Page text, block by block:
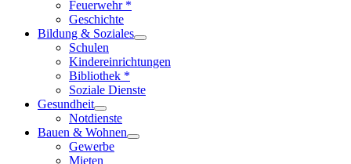
Feuerwehr *
Geschichte
Bildung & Soziales
Schulen
Kindereinrichtungen
Bibliothek *
Soziale Dienste
Gesundheit
Notdienste
Bauen & Wohnen
Gewerbe
Mieten